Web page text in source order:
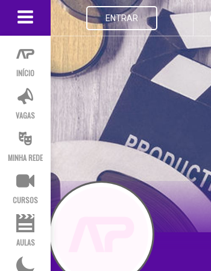
INÍCIO
VAGAS
MINHA REDE
CURSOS
AULAS
ENTRAR